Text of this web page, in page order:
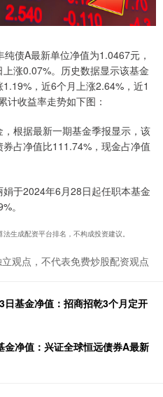
债A最新单位净值为1.0467元，
涨0.07%。历史数据显示该基金
，近6个月上涨2.64%，近1
计收益率走势如下图：
根据最新一期基金季报显示，该
占净值比111.74%，现金占净值
于2024年6月28日起任职本基金
。
生成配资平台排名，不构成投资建议。
观点，不代表免费炒股配资观点
日基金净值：招商招乾3个月定开
金净值：兴证全球恒远债券A最新